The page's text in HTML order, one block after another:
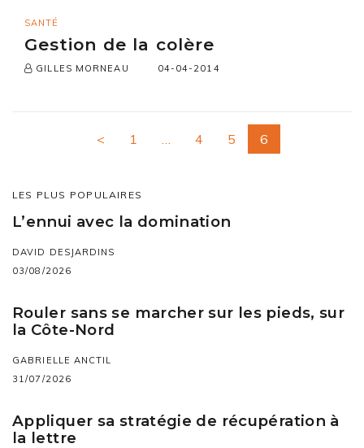
SANTÉ
Gestion de la colère
GILLES MORNEAU 04-04-2014
< 1 … 4 5 6
LES PLUS POPULAIRES
L’ennui avec la domination
DAVID DESJARDINS
03/08/2026
Rouler sans se marcher sur les pieds, sur
la Côte-Nord
GABRIELLE ANCTIL
31/07/2026
Appliquer sa stratégie de récupération à
la lettre